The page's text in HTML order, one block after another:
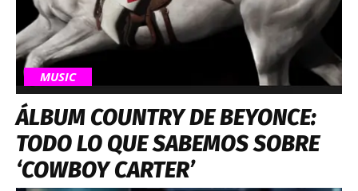
MUSIC
ÁLBUM COUNTRY DE BEYONCE:
TODO LO QUE SABEMOS SOBRE
‘COWBOY CARTER’